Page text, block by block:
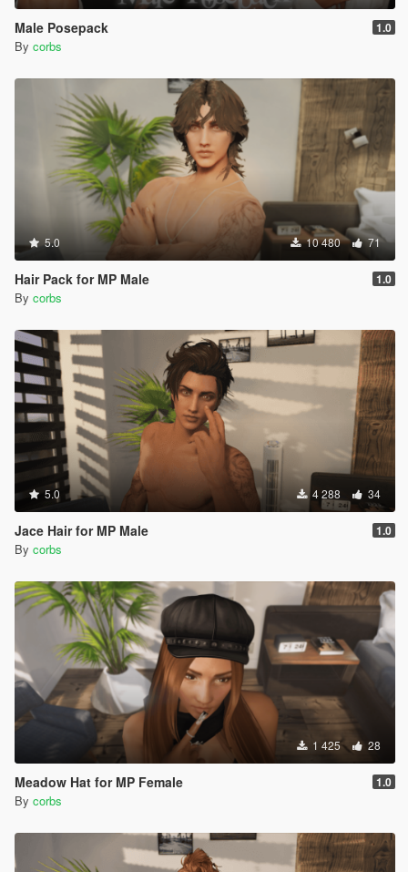
Male Posepack 1.0
By corbs
5.0 10 480 71
Hair Pack for MP Male 1.0
By corbs
5.0 4 288 34
Jace Hair for MP Male 1.0
By corbs
1 425 28
Meadow Hat for MP Female 1.0
By corbs